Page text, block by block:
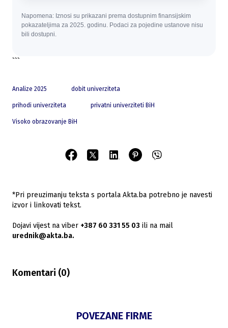
Napomena: Iznosi su prikazani prema dostupnim finansijskim
pokazateljima za 2025. godinu. Podaci za pojedine ustanove nisu
bili dostupni.
Analize 2025 dobit univerziteta
prihodi univerziteta privatni univerziteti BiH
Visoko obrazovanje BiH
*Pri preuzimanju teksta s portala Akta.ba potrebno je navesti
izvor i linkovati tekst.
Dojavi vijest na viber +387 60 331 55 03 ili na mail
urednik@akta.ba.
Komentari (0)
POVEZANE FIRME